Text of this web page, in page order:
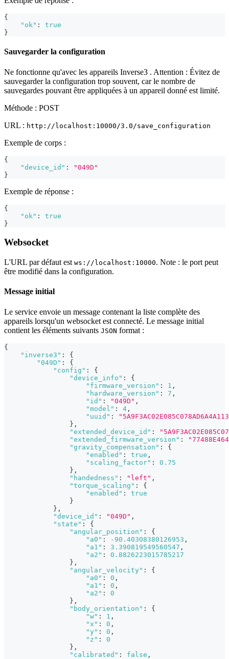
{
"ok" :
true
}
Sauvegarder la configuration
Ne fonctionne qu'avec les appareils Inverse3 . Attention : Évitez de
sauvegarder la configuration trop souvent, car le nombre de
sauvegardes pouvant être appliquées à un appareil donné est limité.
Méthode : POST
URL : http://localhost:10000/3.0/save_configuration
Exemple de corps :
{
"device_id" :
"049D"
}
Exemple de réponse :
{
"ok" :
true
}
Websocket
L'URL par défaut est ws://localhost:10000. Note : le port peut
être modifié dans la configuration.
Message initial
Le service envoie un message contenant la liste complète des
appareils lorsqu'un websocket est connecté. Le message initial
contient les éléments suivants JSON format :
{
"inverse3" :
{
"049D" :
{
"config" :
{
"device_info" :
{
"firmware_version" : 1 ,
"hardware_version" : 7 ,
"id" : "049D" ,
"model" : 4 ,
"uuid" :
} ,
"extended_device_id" :
"extended_firmware_version" :
"gravity_compensation" :
{
"enabled" : true ,
"scaling_factor" :
0.75
} ,
"handedness" : "left" ,
"torque_scaling" :
{
"enabled" :
true
}
} ,
"device_id" : "049D" ,
"state" :
{
"angular_position" :
{
"a0" : -90.40308380126953 ,
"a1" : 3.390819549560547 ,
"a2" :
0.8826223015785217
} ,
"angular_velocity" :
{
"a0" : 0 ,
"a1" : 0 ,
"a2" :
0
} ,
"body_orientation" :
{
"w" : 1 ,
"x" : 0 ,
"y" : 0 ,
"z" :
0
} ,
"calibrated" : false ,